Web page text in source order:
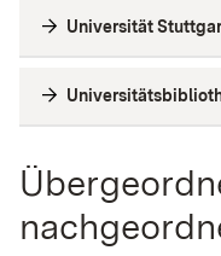
Universität